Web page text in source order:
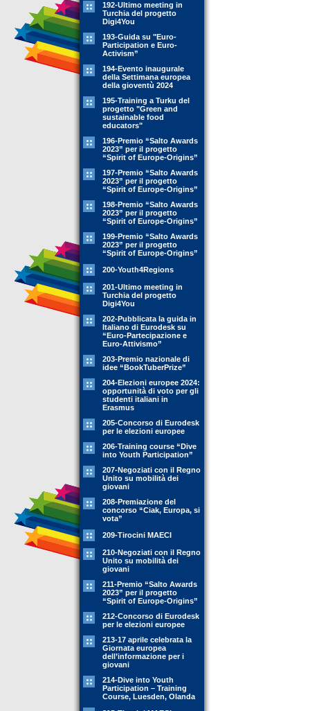
192-Ultimo meeting in
Turchia del progetto
Digi4You
193-Guida su "Euro-
Participation e Euro-
Activism”
194-Evento inaugurale
della Settimana europea
della gioventù 2024
195-Training a Turku del
progetto "Green and
sustainable food
educators"
196-Premio “Salto Awards
2023” per il progetto
“Spirit of Europe-Origins”
197-Premio “Salto Awards
2023” per il progetto
“Spirit of Europe-Origins”
198-Premio “Salto Awards
2023” per il progetto
“Spirit of Europe-Origins”
199-Premio “Salto Awards
2023” per il progetto
“Spirit of Europe-Origins”
200-Youth4Regions
201-Ultimo meeting in
Turchia del progetto
Digi4You
202-Pubblicata la guida in
Italiano di Eurodesk su
“Euro-Partecipazione e
Euro-Attivismo”
203-Premio nazionale di
idee “BookTuberPrize”
204-Elezioni europee 2024:
opportunità di voto per gli
studenti italiani in
Erasmus
205-Concorso di Eurodesk
per le elezioni europee
206-Training course “Dive
into Youth Participation”
207-Negoziati con il Regno
Unito su mobilità dei
giovani
208-Premiazione del
concorso “Ciak, Europa, si
vota”
209-Tirocini MAECI
210-Negoziati con il Regno
Unito su mobilità dei
giovani
211-Premio “Salto Awards
2023” per il progetto
“Spirit of Europe-Origins”
212-Concorso di Eurodesk
per le elezioni europee
213-17 aprile celebrata la
Giornata europea
dell’informazione per i
giovani
214-Dive into Youth
Participation – Training
Course, Luesden, Olanda